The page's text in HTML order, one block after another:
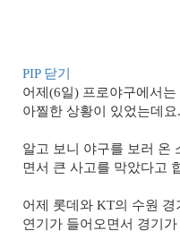
PIP 닫기
어제(6일) 프로야구에서
아찔한 상황이 있었는데요.
알고 보니 야구를 보러 온
면서 큰 사고를 막았다고
어제 롯데와 KT의 수원
연기가 들어오면서 경기